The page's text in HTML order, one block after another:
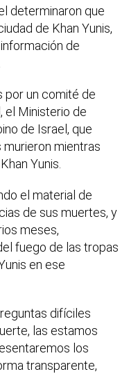
determinaron que
de Khan Yunis,
de
por un comité de
el Ministerio de
de Israel, que
murieron mientras
Yunis.
el material de
de sus muertes, y
meses,
fuego de las tropas
en ese
difíciles
las estamos
los
transparente,